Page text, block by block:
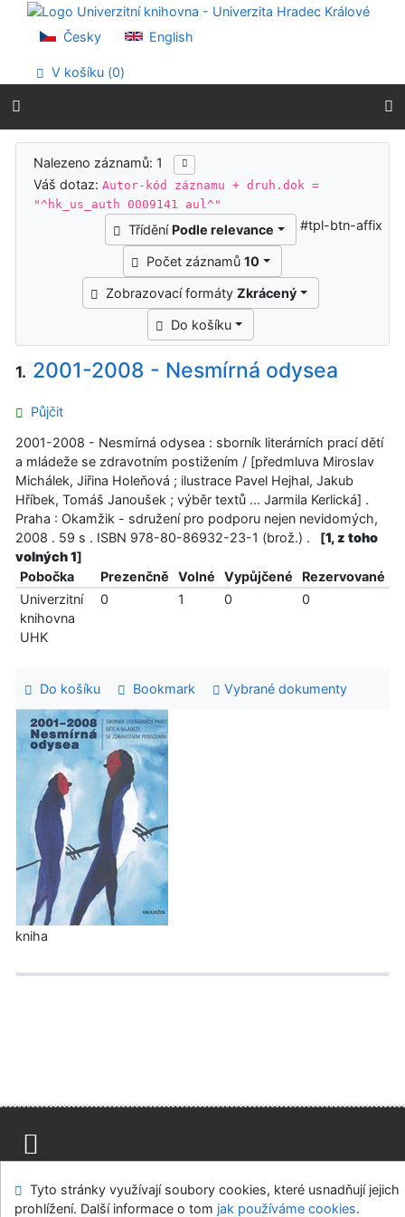
Přejít na obsah
Přejít na menu
Prohlášení o webové přístupnosti
Česky English
V košíku (0)
Výsledky vyhledávání
Nalezeno záznamů: 1
Váš dotaz:Autor-kód záznamu + druh.dok =
"^hk_us_auth 0009141 aul^"
Třídění Podle relevance
Počet záznamů 10
Zobrazovací formáty Zkrácený
Do košíku
#tpl-btn-affix
1. 2001-2008 - Nesmírná odysea
Půjčit
2001-2008 - Nesmírná odysea : sborník literárních prací dětí
a mládeže se zdravotním postižením / [předmluva Miroslav
Michálek, Jiřina Holeňová ; ilustrace Pavel Hejhal, Jakub
Hříbek, Tomáš Janoušek ; výběr textů ... Jarmila Kerlická] .
Praha : Okamžik - sdružení pro podporu nejen nevidomých,
2008 . 59 s . ISBN 978-80-86932-23-1 (brož.) .
[1, z toho
volných 1]
Pobočka
Prezenčně Volné Vypůjčené
Rezervované
Univerzitní
knihovna
UHK
0 1 0 0
Do košíku Bookmark Vybrané dokumenty
kniha
Modul OpenSearch
Napište nám Nastavení cookies
Tyto stránky využívají soubory cookies, které usnadňují jejich
prohlížení. Další informace o tom jak používáme cookies.